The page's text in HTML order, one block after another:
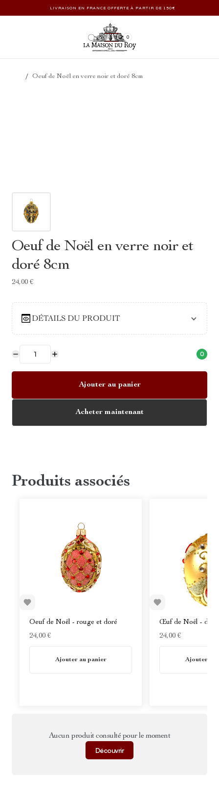
LIVRAISON EN FRANCE OFFERTE À PARTIR DE 150€
0
/ Oeuf de Noël en verre noir et doré 8cm
Oeuf de Noël en verre noir et
doré 8cm
24,00 €
DÉTAILS DU PRODUIT
0
Ajouter au panier
Acheter maintenant
Produits associés
Oeuf de Noël - rouge et doré
24,00 €
Ajouter au panier
Œuf de Noël - doré
24,00 €
Ajouter au
Aucun produit consulté pour le moment
Découvrir